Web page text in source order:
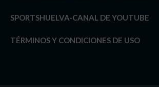
SPORTSHUELVA-CANAL DE YOUTUBE
TÉRMINOS Y CONDICIONES DE USO